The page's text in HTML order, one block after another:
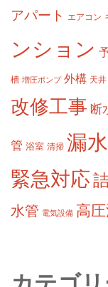
アパート エアコン
ンション
槽 増圧ポンプ 外構 天井
改修工事 断
管 浴室 清掃 漏水
緊急対応
水管 電気設備 高